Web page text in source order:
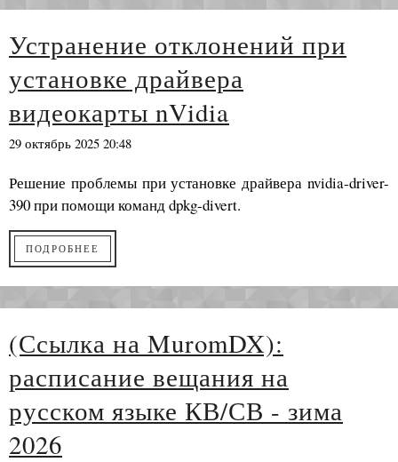
Устранение отклонений при
установке драйвера
видеокарты nVidia
29 октябрь 2025 20:48
Решение проблемы при установке драйвера nvidia-driver-
390 при помощи команд dpkg-divert.
ПОДРОБНЕЕ
(Ссылка на MuromDX):
расписание вещания на
русском языке КВ/СВ - зима
2026